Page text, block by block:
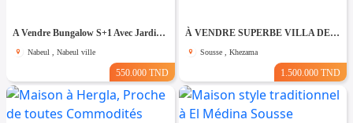
A Vendre Bungalow S+1 Avec Jardin à Club Farah, Nabeul
Nabeul , Nabeul ville
550.000 TND
À VENDRE SUPERBE VILLA DE 760 m² À KHZEMA OUEST
Sousse , Khezama
1.500.000 TND